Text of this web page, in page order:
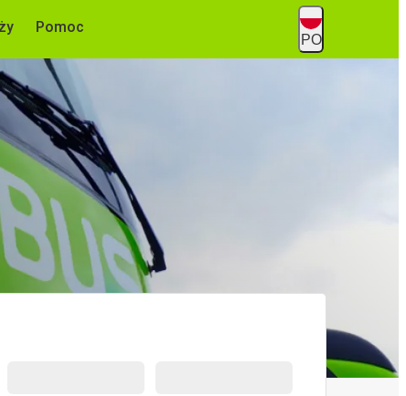
Pomoc
PO